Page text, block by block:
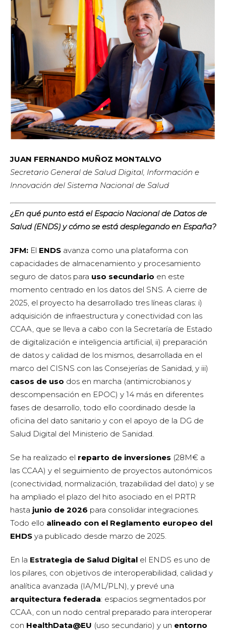
JUAN FERNANDO MUÑOZ MONTALVO
Secretario General de Salud Digital, Información e
Innovación del Sistema Nacional de Salud
¿En qué punto está el Espacio Nacional de Datos de
Salud (ENDS) y cómo se está desplegando en España?
JFM: El ENDS avanza como una plataforma con
capacidades de almacenamiento y procesamiento
seguro de datos para uso secundario en este
momento centrado en los datos del SNS. A cierre de
2025, el proyecto ha desarrollado tres líneas claras: i)
adquisición de infraestructura y conectividad con las
CCAA, que se lleva a cabo con la Secretaría de Estado
de digitalización e inteligencia artificial, ii) preparación
de datos y calidad de los mismos, desarrollada en el
marco del CISNS con las Consejerías de Sanidad, y iii)
casos de uso dos en marcha (antimicrobianos y
descompensación en EPOC) y 14 más en diferentes
fases de desarrollo, todo ello coordinado desde la
oficina del dato sanitario y con el apoyo de la DG de
Salud Digital del Ministerio de Sanidad.
Se ha realizado el reparto de inversiones (28M€ a
las CCAA) y el seguimiento de proyectos autonómicos
(conectividad, normalización, trazabilidad del dato) y se
ha ampliado el plazo del hito asociado en el PRTR
hasta junio de 2026 para consolidar integraciones.
Todo ello alineado con el Reglamento europeo del
EHDS ya publicado desde marzo de 2025.
En la Estrategia de Salud Digital el ENDS es uno de
los pilares, con objetivos de interoperabilidad, calidad y
analítica avanzada (IA/ML/PLN), y prevé una
arquitectura federada: espacios segmentados por
CCAA, con un nodo central preparado para interoperar
con HealthData@EU (uso secundario) y un entorno